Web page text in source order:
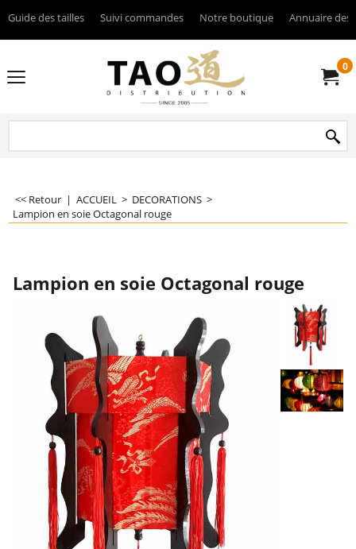
Guide des tailles Suivi commandes Notre boutique Annuaire des
0
<< Retour | ACCUEIL > DECORATIONS >
Lampion en soie Octagonal rouge
Lampion en soie Octagonal rouge